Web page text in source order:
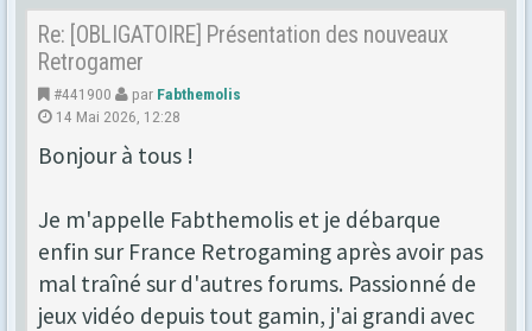
Re: [OBLIGATOIRE] Présentation des nouveaux
Retrogamer
#441900 par Fabthemolis
14 Mai 2026, 12:28
Bonjour à tous !
Je m'appelle Fabthemolis et je débarque
enfin sur France Retrogaming après avoir pas
mal traîné sur d'autres forums. Passionné de
jeux vidéo depuis tout gamin, j'ai grandi avec